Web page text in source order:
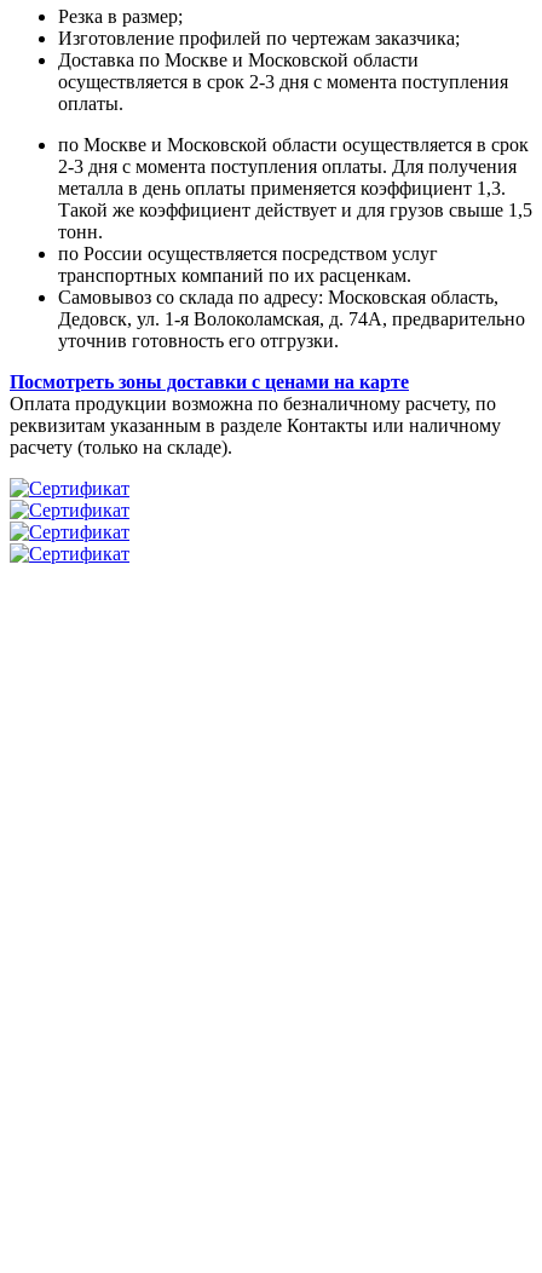
Резка в размер;
Изготовление профилей по чертежам заказчика;
Доставка по Москве и Московской области
осуществляется в срок 2-3 дня с момента поступления
оплаты.
по Москве и Московской области осуществляется в срок
2-3 дня с момента поступления оплаты. Для получения
металла в день оплаты применяется коэффициент 1,3.
Такой же коэффициент действует и для грузов свыше 1,5
тонн.
по России осуществляется посредством услуг
транспортных компаний по их расценкам.
Самовывоз со склада по адресу: Московская область,
Дедовск, ул. 1-я Волоколамская, д. 74А, предварительно
уточнив готовность его отгрузки.
Посмотреть зоны доставки с ценами на карте
Оплата продукции возможна по безналичному расчету, по
реквизитам указанным в разделе Контакты или наличному
расчету (только на складе).